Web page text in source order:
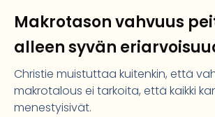
Makrotason vahvuus
alleen syvän
Christie muistuttaa kuitenkin, että
makrotalous ei tarkoita, että kaikki
menestyisivät.